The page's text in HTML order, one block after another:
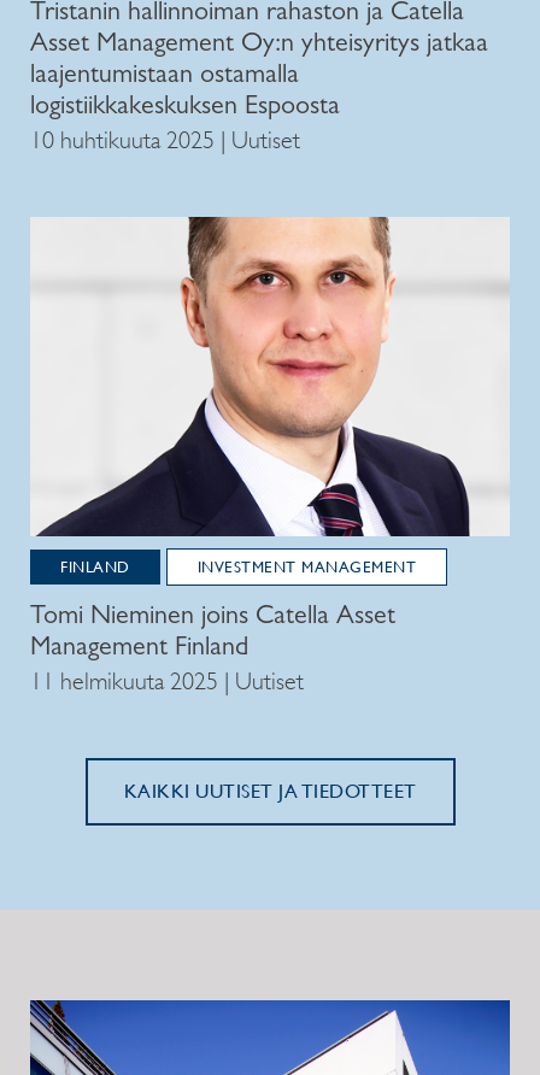
Tristanin hallinnoiman rahaston ja Catella
Asset Management Oy:n yhteisyritys jatkaa
laajentumistaan ostamalla
logistiikkakeskuksen Espoosta
10 huhtikuuta 2025 | Uutiset
FINLAND INVESTMENT MANAGEMENT
Tomi Nieminen joins Catella Asset
Management Finland
11 helmikuuta 2025 | Uutiset
KAIKKI UUTISET JA TIEDOTTEET